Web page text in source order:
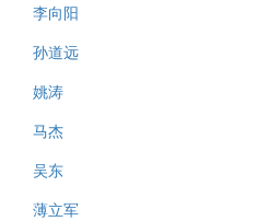
李向阳
孙道远
姚涛
马杰
吴东
薄立军